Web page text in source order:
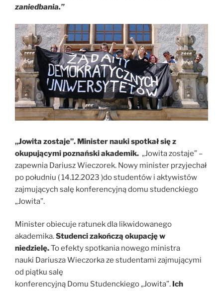
zaniedbania.”
„Jowita zostaje”. Minister nauki spotkał się z
okupującymi poznański akademik. „Jowita zostaje” –
zapewnia Dariusz Wieczorek. Nowy minister przyjechał
po południu ( 14.12.2023 )do studentów i aktywistów
zajmujących salę konferencyjną domu studenckiego
„Jowita”.
Minister obiecuje ratunek dla likwidowanego
akademika.Studenci zakończą okupację w
niedzielę.To efekty spotkania nowego ministra
nauki Dariusza Wieczorka ze studentami zajmującymi
od piątku salę
konferencyjną Domu Studenckiego „Jowita”. Ich